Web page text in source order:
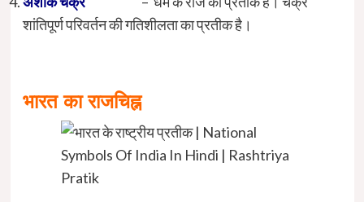
शांतिपूर्ण परिवर्तन की गतिशीलता का प्रतीक है।
भारत का राजचिह्न